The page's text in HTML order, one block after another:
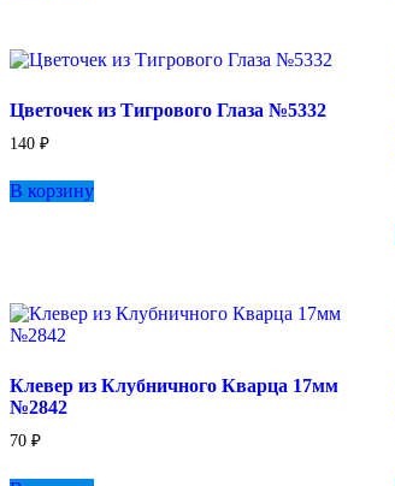
Цветочек из Тигрового Глаза №5332
140 ₽
В корзину
Клевер из Клубничного Кварца 17мм
№2842
70 ₽